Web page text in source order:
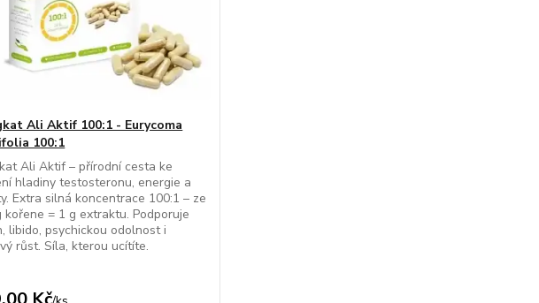
Ali Aktif 100:1 - Eurycoma
100:1
Ali Aktif – přírodní cesta ke
hladiny testosteronu, energie a
Extra silná koncentrace 100:1 – ze
kořene = 1 g extraktu. Podporuje
libido, psychickou odolnost i
růst. Síla, kterou ucítíte.